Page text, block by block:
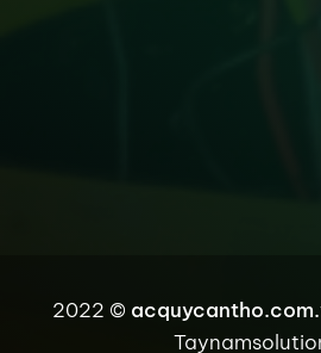
2022 ©